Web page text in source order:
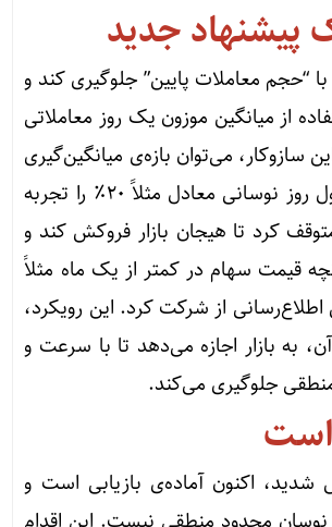
پیشنهاد جدید
“حجم معاملات پایین” جلوگیری کند و
از میانگین موزون یک روز معاملاتی
می‌توان بازه‌ی میانگین‌گیری
را به ۱۵ دقیقه کاهش داد. در این مدل نیز چنانچه سهام در طول روز نوسانی معادل مثلاً ۲۰٪ را تجربه
را برای یک مدت کوتاه، مثلاً ۱۵ دقیقه متوقف کرد تا هیجان بازار فروکش کند و
قیمت سهام در کمتر از یک ماه مثلاً
از شرکت کرد. این رویکرد،
به بازار اجازه می‌دهد تا با سرعت و
جلوگیری می‌کند.
است
اکنون آماده‌ی بازیابی است و